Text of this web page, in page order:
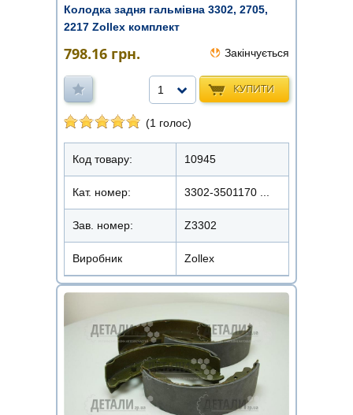
Колодка задня гальмівна 3302, 2705,
2217 Zollex комплект
798.16 грн. Закінчується
КУПИТИ
1
(1 голос)
Код товару: 10945
Кат. номер: 3302-3501170 ...
Зав. номер: Z3302
Виробник Zollex